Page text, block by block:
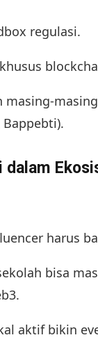
regulasi.
masing-
Bappebti).
dalam
harus
bisa
aktif bikin